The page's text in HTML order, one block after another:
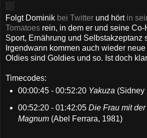
Folgt Dominik bei Twitter und hört in
Tomatoes rein, in dem er und seine
Sport, Ernährung und Selbstakzeptanz
Irgendwann kommen auch wieder
Oldies sind Goldies und so. Ist doch
Timecodes:
00:00:45 - 00:52:20 Yakuza (Sidney
00:52:20 - 01:42:05 Die Frau mit der
Magnum(Abel Ferrara, 1981)